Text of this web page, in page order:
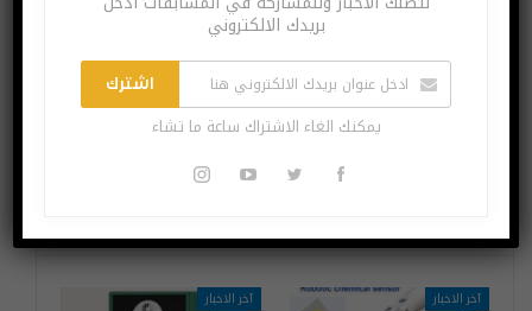
“أطعمني – أنا غاضب
– دعني وشأني”
القطط تتكلم
غوغل تقدم هدية
ثمينة لأصحاب هواتف
آيفون وآيباد
آخر الاخبار آخر الاخبار
بريدك الالكتروني
اشترك
يمكنك الغاء الاشتراك ساعة ما تشاء